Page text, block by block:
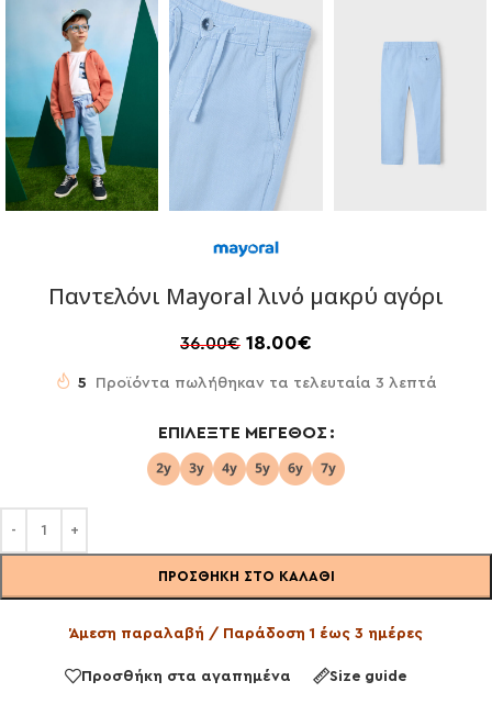
Παντελόνι Mayoral λινό μακρύ αγόρι
36.00€ 18.00€
5 Προϊόντα πωλήθηκαν τα τελευταία 3 λεπτά
ΕΠΙΛΈΞΤΕ ΜΈΓΕΘΟΣ
ΠΡΟΣΘΉΚΗ ΣΤΟ ΚΑΛΆΘΙ
Άμεση παραλαβή / Παράδοση 1 έως 3 ημέρες
Προσθήκη στα αγαπημένα Size guide